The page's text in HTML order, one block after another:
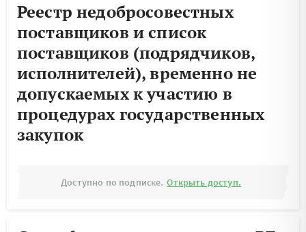
Реестр недобросовестных
поставщиков и список
поставщиков (подрядчиков,
исполнителей), временно не
допускаемых к участию в
процедурах государственных
закупок
Доступно по подписке. Открыть доступ.